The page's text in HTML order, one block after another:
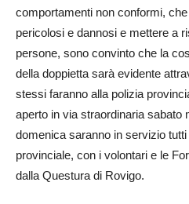
comportamenti non conformi,
pericolosi e dannosi e mettere a
persone, sono convinto che la
della doppietta sarà evidente
stessi faranno alla polizia
aperto in via straordinaria sabato
domenica saranno in servizio
provinciale, con i volontari e le
dalla Questura di Rovigo.